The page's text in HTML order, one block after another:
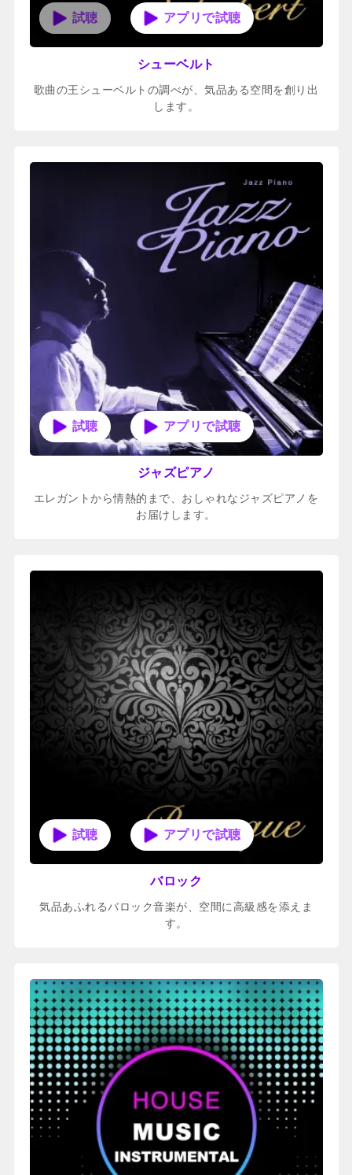
アプリで試聴
バロック
気品あふれるバロック音楽が、空間に高級感を添えま
す。
アプリで試聴
シューベルト
歌曲の王シューベルトの調べが、気品ある空間を創り出
します。
アプリで試聴
ジャズピアノ
エレガントから情熱的まで、おしゃれなジャズピアノを
お届けします。